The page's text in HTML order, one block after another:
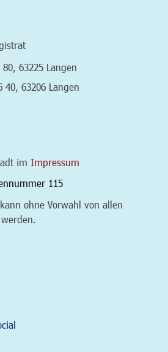
Navigation
80, 63225 Langen
40, 63206 Langen
im Impressum
115
ohne Vorwahl von allen